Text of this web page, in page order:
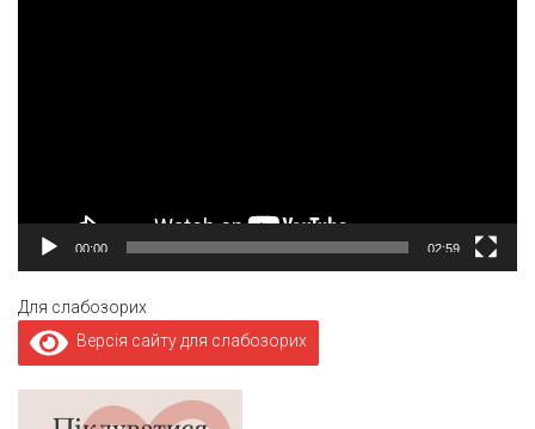
00:00 02:59
Для слабозорих
Версія сайту для слабозорих